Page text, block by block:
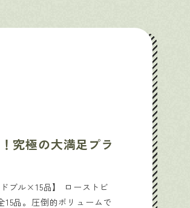
究極の大満足プラ
ブル×15品】 ローストビ
品。圧倒的ボリュームで